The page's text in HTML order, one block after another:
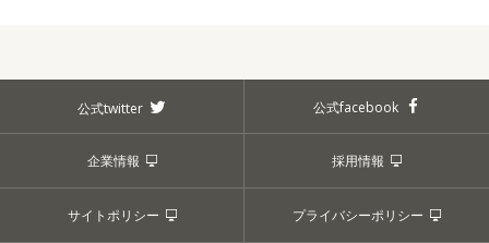
公式twitter 公式facebook
企業情報 採用情報
サイトポリシー プライバシーポリシー